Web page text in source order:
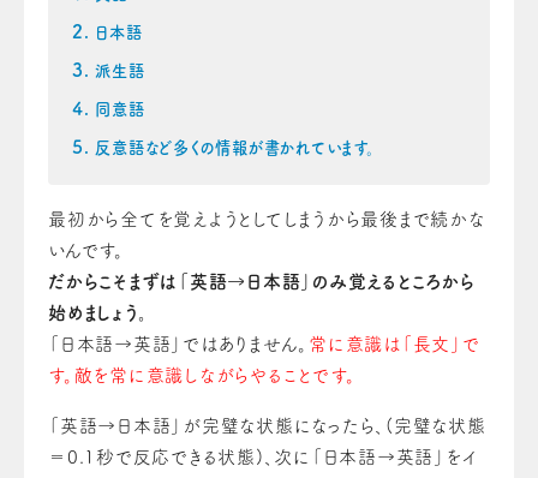
日本語
派生語
同意語
反意語など多くの情報が書かれています。
最初から全てを覚えようとしてしまうから最後まで続かな
いんです。
だからこそまずは「英語→日本語」のみ覚えるところから
始めましょう。
「日本語→英語」ではありません。 常に意識は「長文」で
す。敵を常に意識しながらやることです。
「英語→日本語」が完璧な状態になったら、(完璧な状態
＝0.1秒で反応できる状態)、次に「日本語→英語」をイ